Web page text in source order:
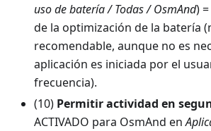
uso de batería / Todas / OsmAnd)
de la optimización de la batería
recomendable, aunque no es
aplicación es iniciada por el
frecuencia).
(10) Permitir actividad en
ACTIVADO para OsmAnd en